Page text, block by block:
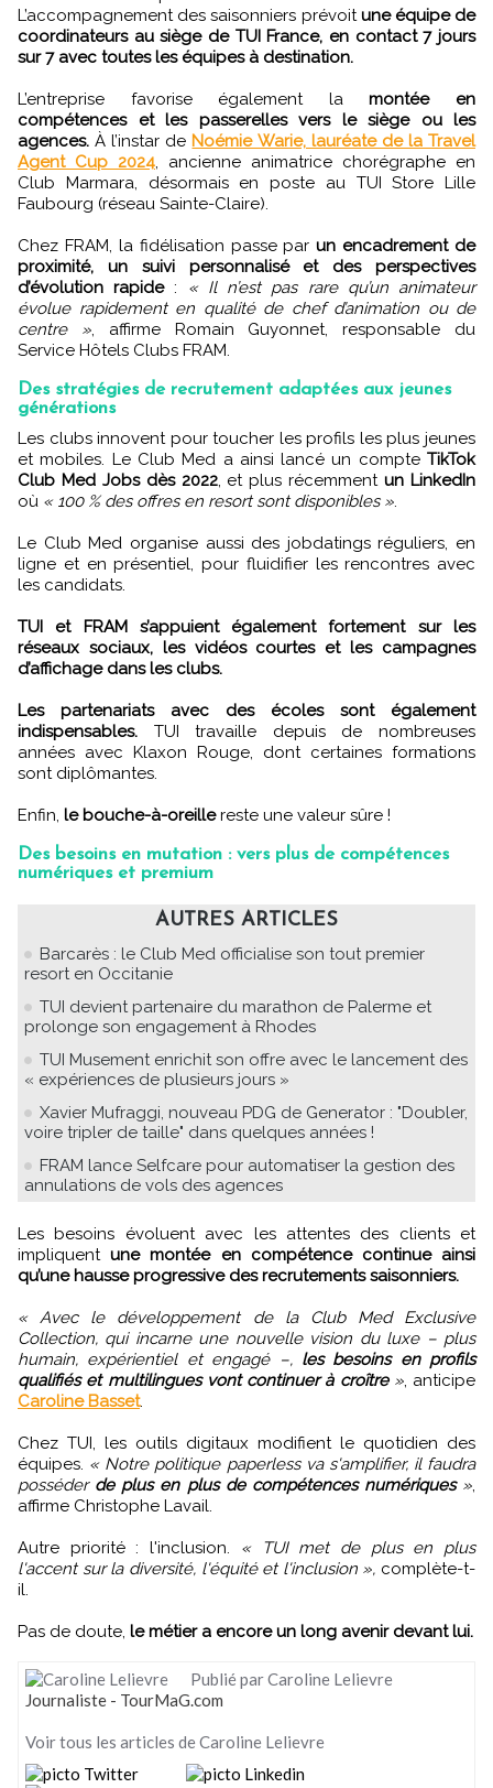
L’accompagnement des saisonniers prévoitune équipe de
coordinateurs au siège de TUI France, en contact 7 jours
sur 7 avec toutes les équipes à destination.
L’entreprise favorise également lamontée en
compétences et les passerelles vers le siège ou les
agences. À l’instar de Noémie Warie, lauréate de la Travel
Agent Cup 2024, ancienne animatrice chorégraphe en
Club Marmara, désormais en poste au TUI Store Lille
Faubourg (réseau Sainte-Claire).
Chez FRAM, la fidélisation passe parun encadrement de
proximité, un suivi personnalisé et des perspectives
d’évolution rapide: « Il n’est pas rare qu’un animateur
évolue rapidement en qualité de chef d’animation ou de
centre », affirme Romain Guyonnet, responsable du
Service Hôtels Clubs FRAM.
Des stratégies de recrutement adaptées aux jeunes
générations
Les clubs innovent pour toucher les profils les plus jeunes
et mobiles. Le Club Med a ainsi lancé un compte TikTok
Club Med Jobs dès 2022, et plus récemmentun LinkedIn
où « 100 % des offres en resort sont disponibles ».
Le Club Med organise aussi des jobdatings réguliers, en
ligne et en présentiel, pour fluidifier les rencontres avec
les candidats.
TUI et FRAM s’appuient également fortement sur les
réseaux sociaux, les vidéos courtes et les campagnes
d’affichage dans les clubs.
Les partenariats avec des écoles sont également
indispensables. TUI travaille depuis de nombreuses
années avec Klaxon Rouge, dont certaines formations
sont diplômantes.
Enfin, le bouche-à-oreillereste une valeur sûre !
Des besoins en mutation : vers plus de compétences
numériques et premium
AUTRES ARTICLES
Barcarès : le Club Med officialise son tout premier
resort en Occitanie
TUI devient partenaire du marathon de Palerme et
prolonge son engagement à Rhodes
TUI Musement enrichit son offre avec le lancement des
« expériences de plusieurs jours »
Xavier Mufraggi, nouveau PDG de Generator : "Doubler,
voire tripler de taille" dans quelques années !
FRAM lance Selfcare pour automatiser la gestion des
annulations de vols des agences
Les besoins évoluent avec les attentes des clients et
impliquentune montée en compétence continue ainsi
qu’une hausse progressive des recrutements saisonniers.
« Avec le développement de la Club Med Exclusive
Collection, qui incarne une nouvelle vision du luxe – plus
humain, expérientiel et engagé –, les besoins en profils
qualifiés et multilingues vont continuer à croître», anticipe
Caroline Basset.
Chez TUI, les outils digitaux modifient le quotidien des
équipes. « Notre politique paperless va s'amplifier, il faudra
posséder de plus en plus de compétences numériques»,
affirme Christophe Lavail.
Autre priorité : l'inclusion. « TUI met de plus en plus
l'accent sur la diversité, l'équité et l'inclusion », complète-t-
il.
Pas de doute, le métier a encore un long avenir devant lui.
Publié par Caroline Lelievre
Journaliste - TourMaG.com
Voir tous les articles de Caroline Lelievre